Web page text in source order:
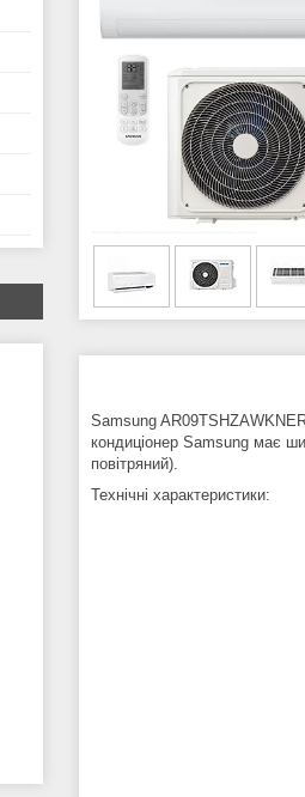
Samsung AR09TSHZAWKNER
кондиціонер Samsung має
повітряний).
Технічні характеристики: